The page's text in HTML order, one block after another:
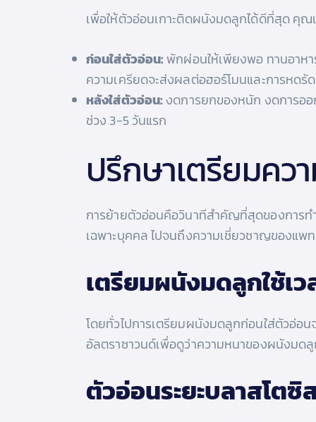
เพื่อให้ตัวอ่อนเกาะติดผนังมดลูกได้ดีที่สุด คุ
ก่อนใส่ตัวอ่อน: พักผ่อนให้เพียงพอ ทานอา
ความเครียดจะส่งผลต่อฮอร์โมนและการหด
หลังใส่ตัวอ่อน:งดการยกของหนัก งดการออ
ช่วง 3-5 วันแรก
ปรึกษาเตรียมคว
การย้ายตัวอ่อนคือวินาทีสำคัญที่สุดของการท
เฉพาะบุคคล ไปจนถึงความเชี่ยวชาญของแ
เตรียมผนังมดลูกใช้เ
โดยทั่วไปการเตรียมผนังมดลูกก่อนใส่ตัวอ่อ
อัลตราซาวนด์เพื่อดูว่าความหนาของผนังม
ตัวอ่อนระยะบลาสโต